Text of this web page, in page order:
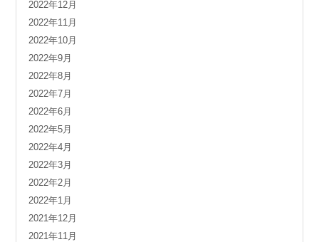
2022年12月
2022年11月
2022年10月
2022年9月
2022年8月
2022年7月
2022年6月
2022年5月
2022年4月
2022年3月
2022年2月
2022年1月
2021年12月
2021年11月